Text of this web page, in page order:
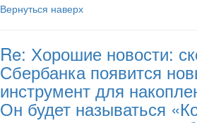
Вернуться наверх
Re: Хорошие новости:
Сбербанка появится
инструмент для
Он будет называться